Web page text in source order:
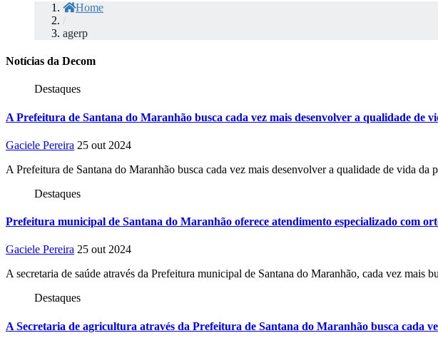
Home
/
agerp
Notícias da Decom
Destaques
A Prefeitura de Santana do Maranhão busca cada vez mais desenvolver a qualidade de
Gaciele Pereira 25 out 2024
A Prefeitura de Santana do Maranhão busca cada vez mais desenvolver a qualidade de vida
Destaques
Prefeitura municipal de Santana do Maranhão oferece atendimento especializado com
Gaciele Pereira 25 out 2024
A secretaria de saúde através da Prefeitura municipal de Santana do Maranhão, cada vez
Destaques
A Secretaria de agricultura através da Prefeitura de Santana do Maranhão busca cada